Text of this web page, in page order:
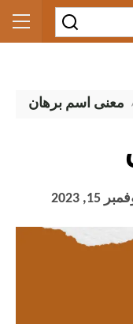
معنى اسم برهان
15, 2023